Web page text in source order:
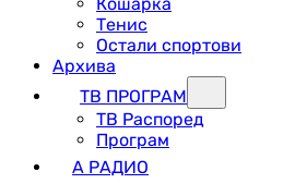
Тенис
Остали спортови
Архива
ТВ ПРОГРАМ
ТВ Распоред
Програм
А РАДИО